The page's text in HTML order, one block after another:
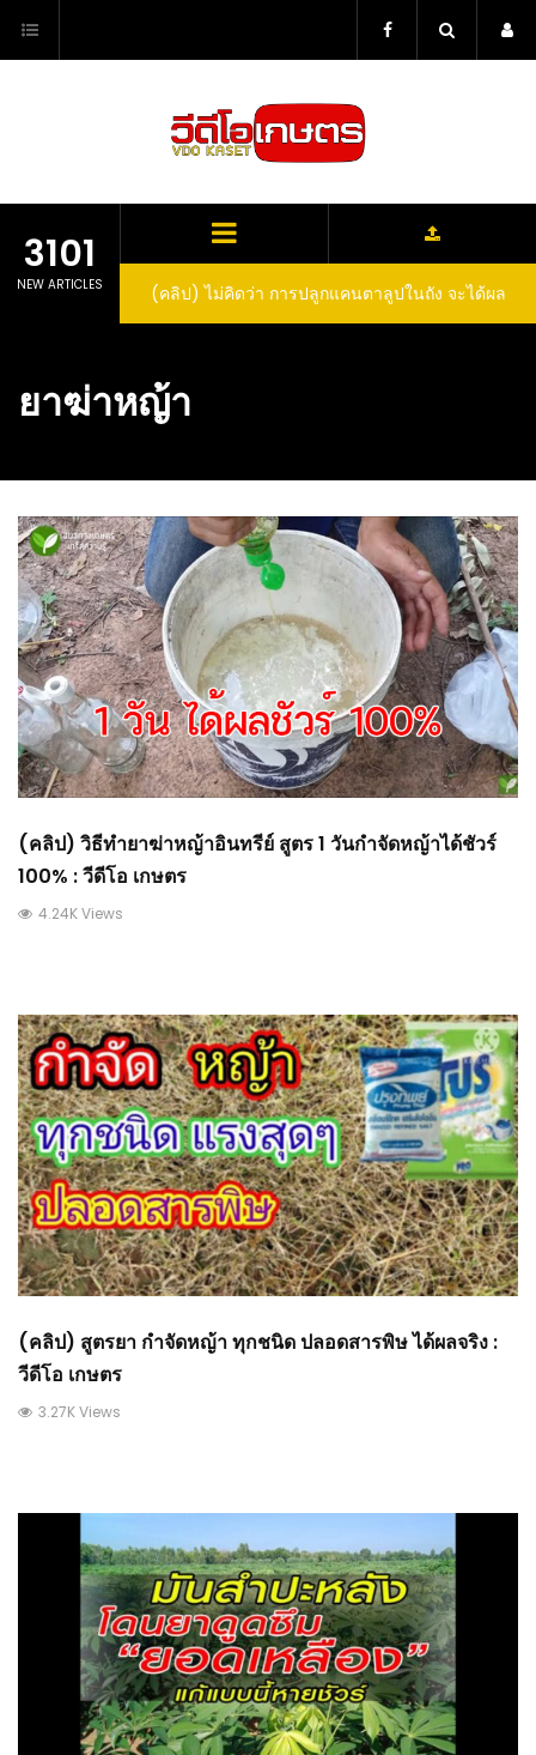
content
3101
NEW ARTICLES
(คลิป) ไม่คิดว่า การปลูกแคนตาลูปในถัง จะได้ผล
ลูกโตและหวานขนาดนี้ I didn’t expect that
(คลิป) วิธีทำไวน์สับปะรด Pineapple Wine
ยาฆ่าหญ้า
(คลิป) วิธีทำยาฆ่าหญ้าอินทรีย์ สูตร 1 วันกำจัดหญ้าได้ชัวร์
100% : วีดีโอ เกษตร
4.24K Views
(คลิป) สูตรยา กำจัดหญ้า ทุกชนิด ปลอดสารพิษ ได้ผลจริง :
วีดีโอ เกษตร
3.27K Views